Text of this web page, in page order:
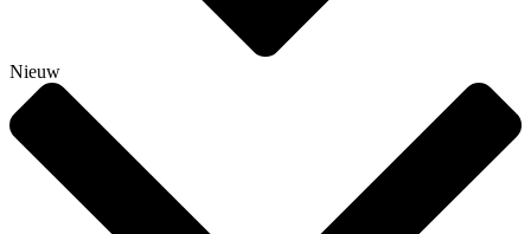
Nieuw